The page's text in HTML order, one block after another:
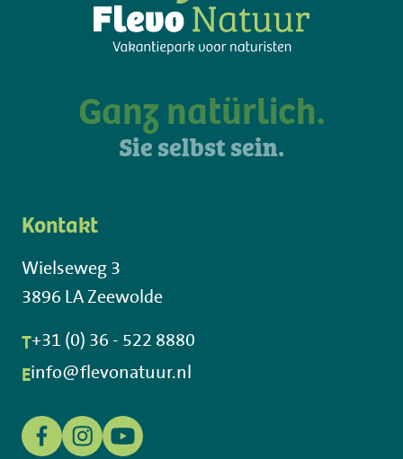
Ganz natürlich.
Sie selbst sein.
Kontakt
Wielseweg 3
3896 LA Zeewolde
T+31 (0) 36 - 522 8880
Einfo@flevonatuur.nl